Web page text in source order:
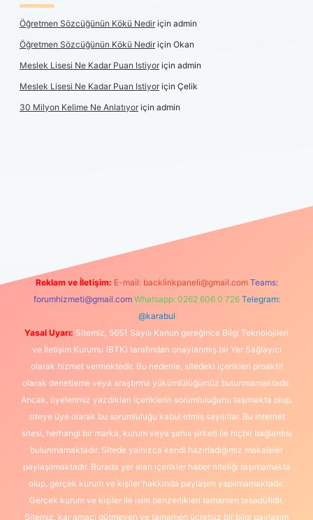
Öğretmen Sözcüğünün Kökü Nediriçin admin
Öğretmen Sözcüğünün Kökü Nediriçin Okan
Meslek Lisesi Ne Kadar Puan Istiyoriçin admin
Meslek Lisesi Ne Kadar Puan Istiyoriçin Çelik
30 Milyon Kelime Ne Anlatıyoriçin admin
elexbetgiris.org
Reklam ve İletişim: E-mail: backlinkpaneli@gmail.com Teams:
forumhizmeti@gmail.com Whatsapp: 0262 606 0 726 Telegram:
@karabul
Yasal Uyarı: Sitemiz, 5651 Sayılı Kanun gereğince Bilgi Teknolojileri
ve İletişim Kurumu (BTK) tarafından onaylanmış bir Yer Sağlayıcı
olarak hizmet vermektedir. Bu nedenle, sitedeki içerikleri proaktif
olarak denetleme veya araştırma yükümlülüğümüz bulunmamaktadır.
Ancak, üyelerimiz yazdıkları içeriklerin sorumluluğunu taşımakta olup,
siteye üye olarak bu sorumluluğu kabul etmiş sayılırlar. Bu internet
sitesi, herhangi bir marka, kurum veya şahıs şirketi ile hiçbir bağlantısı
bulunmamaktadır. Sitede yalnızca kendi hazırladığımız makaleler
paylaşılmaktadır. Burada yer alan içerikler haber niteliği taşımamakta
olup, gerçek kurum ve kişiler hakkında paylaşım yapılmamaktadır.
Gerçek kurum ve kişiler ile isim benzerlikleri tamamen tesadüfidir.
Sitemiz, kar amacı gütmeyen ve tamamen ücretsiz bir bilgi paylaşım